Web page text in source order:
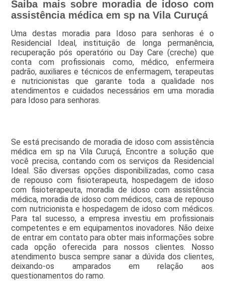
Saiba mais sobre moradia de idoso com
assistência médica em sp na Vila Curuçá
Uma destas moradia para Idoso para senhoras é o
Residencial Ideal, instituição de longa permanência,
recuperação pós operatório ou Day Care (creche) que
conta com profissionais como, médico, enfermeira
padrão, auxiliares e técnicos de enfermagem, terapeutas
e nutricionistas que garante toda a qualidade nos
atendimentos e cuidados necessários em uma moradia
para Idoso para senhoras.
Se está precisando de moradia de idoso com assistência
médica em sp na Vila Curuçá, Encontre a solução que
você precisa, contando com os serviços da Residencial
Ideal. São diversas opções disponibilizadas, como casa
de repouso com fisioterapeuta, hospedagem de idoso
com fisioterapeuta, moradia de idoso com assistência
médica, moradia de idoso com médicos, casa de repouso
com nutricionista e hospedagem de idoso com médicos.
Para tal sucesso, a empresa investiu em profissionais
competentes e em equipamentos inovadores. Não deixe
de entrar em contato para obter mais informações sobre
cada opção oferecida para nossos clientes. Nosso
atendimento busca sempre sanar a dúvida dos clientes,
deixando-os amparados em relação aos
questionamentos do ramo.